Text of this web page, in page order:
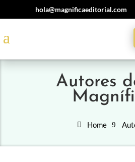
hola@magnificaeditorial.com
Autores
Home